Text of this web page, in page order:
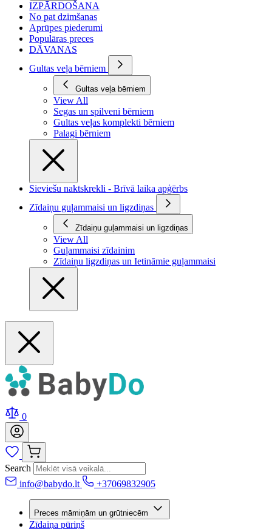
IZPĀRDOŠANA
No pat dzimšanas
Aprūpes piederumi
Populāras preces
DĀVANAS
Gultas veļa bērniem
Gultas veļa bērniem
View All
Segas un spilveni bērniem
Gultas veļas komplekti bērniem
Palagi bērniem
Sieviešu naktskrekli - Brīvā laika apģērbs
Zīdaiņu guļammaisi un ligzdiņas
Zīdaiņu guļammaisi un ligzdiņas
View All
Guļammaisi zīdainim
Zīdaiņu ligzdiņas un Ietināmie guļammaisi
0
Search
info@babydo.lt
+37069832905
Preces māmiņām un grūtniecēm
Zīdaiņa pūriņš